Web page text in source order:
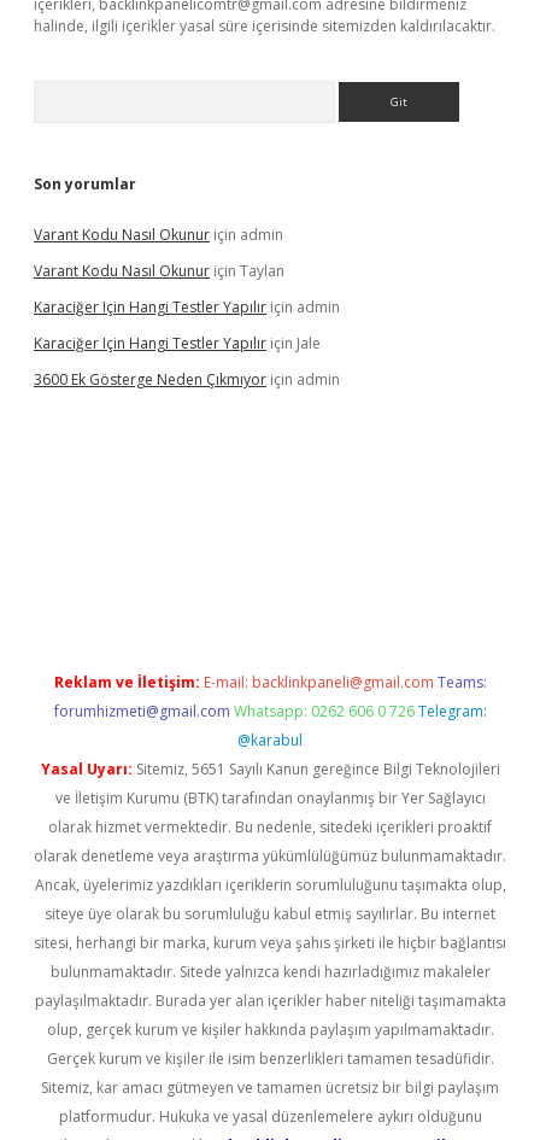
içerikleri, backlinkpanelicomtr@gmail.com adresine bildirmeniz
halinde, ilgili içerikler yasal süre içerisinde sitemizden kaldırılacaktır.
Son yorumlar
Varant Kodu Nasıl Okunur için admin
Varant Kodu Nasıl Okunur için Taylan
Karaciğer Için Hangi Testler Yapılır için admin
Karaciğer Için Hangi Testler Yapılır için Jale
3600 Ek Gösterge Neden Çıkmıyor için admin
Reklam ve İletişim: E-mail: backlinkpaneli@gmail.com Teams:
forumhizmeti@gmail.com Whatsapp: 0262 606 0 726 Telegram:
@karabul
Yasal Uyarı: Sitemiz, 5651 Sayılı Kanun gereğince Bilgi Teknolojileri
ve İletişim Kurumu (BTK) tarafından onaylanmış bir Yer Sağlayıcı
olarak hizmet vermektedir. Bu nedenle, sitedeki içerikleri proaktif
olarak denetleme veya araştırma yükümlülüğümüz bulunmamaktadır.
Ancak, üyelerimiz yazdıkları içeriklerin sorumluluğunu taşımakta olup,
siteye üye olarak bu sorumluluğu kabul etmiş sayılırlar. Bu internet
sitesi, herhangi bir marka, kurum veya şahıs şirketi ile hiçbir bağlantısı
bulunmamaktadır. Sitede yalnızca kendi hazırladığımız makaleler
paylaşılmaktadır. Burada yer alan içerikler haber niteliği taşımamakta
olup, gerçek kurum ve kişiler hakkında paylaşım yapılmamaktadır.
Gerçek kurum ve kişiler ile isim benzerlikleri tamamen tesadüfidir.
Sitemiz, kar amacı gütmeyen ve tamamen ücretsiz bir bilgi paylaşım
platformudur. Hukuka ve yasal düzenlemelere aykırı olduğunu